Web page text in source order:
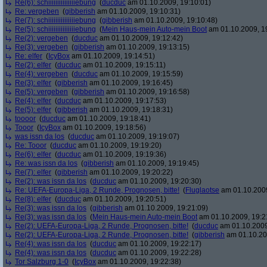
Re(6): schiiiiiiiiiiiiiiiebung (ducduc am 01.10.2009, 19:10:01)
Re: vergeben (gibberish am 01.10.2009, 19:10:31)
Re(7): schiiiiiiiiiiiiiiiebung (gibberish am 01.10.2009, 19:10:48)
Re(5): schiiiiiiiiiiiiiiiebung (Mein Haus-mein Auto-mein Boot am 01.10.2009,
Re(2): vergeben (ducduc am 01.10.2009, 19:12:42)
Re(3): vergeben (gibberish am 01.10.2009, 19:13:15)
Re: elfer ( IcyBox am 01.10.2009, 19:14:51)
Re(2): elfer (ducduc am 01.10.2009, 19:15:11)
Re(4): vergeben (ducduc am 01.10.2009, 19:15:59)
Re(3): elfer (gibberish am 01.10.2009, 19:16:45)
Re(5): vergeben (gibberish am 01.10.2009, 19:16:58)
Re(4): elfer (ducduc am 01.10.2009, 19:17:53)
Re(5): elfer (gibberish am 01.10.2009, 19:18:31)
toooor (ducduc am 01.10.2009, 19:18:41)
Tooor ( IcyBox am 01.10.2009, 19:18:56)
was issn da los (ducduc am 01.10.2009, 19:19:07)
Re: Tooor (ducduc am 01.10.2009, 19:19:20)
Re(6): elfer (ducduc am 01.10.2009, 19:19:36)
Re: was issn da los (gibberish am 01.10.2009, 19:19:45)
Re(7): elfer (gibberish am 01.10.2009, 19:20:22)
Re(2): was issn da los (ducduc am 01.10.2009, 19:20:30)
Re: UEFA-Europa-Liga, 2 Runde, Prognosen, bitte! (Fluglaotse am
Re(8): elfer (ducduc am 01.10.2009, 19:20:51)
Re(3): was issn da los (gibberish am 01.10.2009, 19:21:09)
Re(3): was issn da los (Mein Haus-mein Auto-mein Boot am 01.10.2009,
Re(2): UEFA-Europa-Liga, 2 Runde, Prognosen, bitte! (ducduc am
Re(2): UEFA-Europa-Liga, 2 Runde, Prognosen, bitte! (gibberish am
Re(4): was issn da los (ducduc am 01.10.2009, 19:22:17)
Re(4): was issn da los (ducduc am 01.10.2009, 19:22:28)
Tor Salzburg 1-0 ( IcyBox am 01.10.2009, 19:22:38)